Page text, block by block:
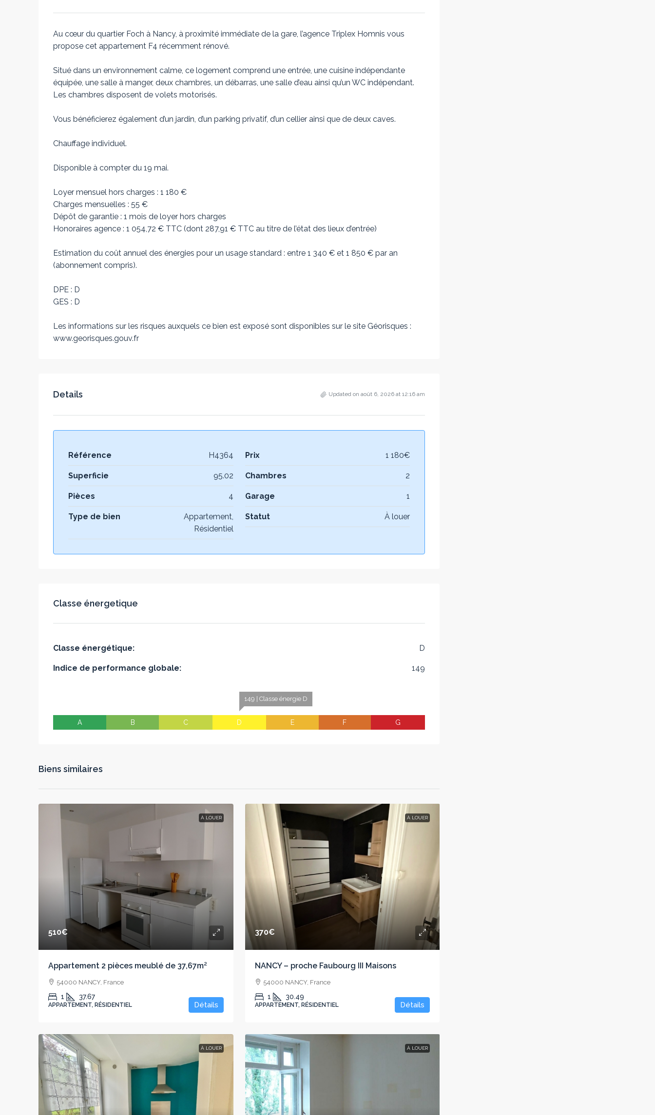
Au cœur du quartier Foch à Nancy, à proximité immédiate de la gare, l’agence Triplex Homnis vous
propose cet appartement F4 récemment rénové.
Situé dans un environnement calme, ce logement comprend une entrée, une cuisine indépendante
équipée, une salle à manger, deux chambres, un débarras, une salle d’eau ainsi qu’un WC indépendant.
Les chambres disposent de volets motorisés.
Vous bénéficierez également d’un jardin, d’un parking privatif, d’un cellier ainsi que de deux caves.
Chauffage individuel.
Disponible à compter du 19 mai.
Loyer mensuel hors charges : 1 180 €
Charges mensuelles : 55 €
Dépôt de garantie : 1 mois de loyer hors charges
Honoraires agence : 1 054,72 € TTC (dont 287,91 € TTC au titre de l’état des lieux d’entrée)
Estimation du coût annuel des énergies pour un usage standard : entre 1 340 € et 1 850 € par an
(abonnement compris).
DPE : D
GES : D
Les informations sur les risques auxquels ce bien est exposé sont disponibles sur le site Géorisques :
www.georisques.gouv.fr
Details Updated on août 6, 2026 at 12:16 am
Référence H4364 Prix 1 180€
Superficie 95.02 Chambres 2
Pièces 4 Garage 1
Type de bien
Appartement,
Résidentiel
Statut À louer
Classe énergetique
Classe énergétique: D
Indice de performance globale: 149
A B C
149 | Classe énergie D
D E F G
Biens similaires
À LOUER
510€
Appartement 2 pièces meublé de 37,67m²
54000 NANCY, France
1 37.67
APPARTEMENT, RÉSIDENTIEL Détails
À LOUER
370€
NANCY – proche Faubourg III Maisons
54000 NANCY, France
1 30.49
APPARTEMENT, RÉSIDENTIEL Détails
À LOUER À LOUER